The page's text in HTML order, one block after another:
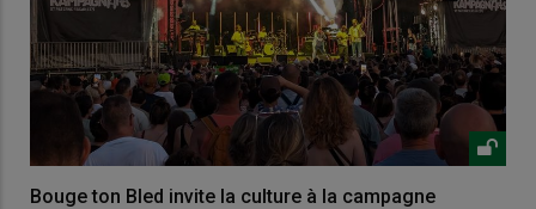
Bouge ton Bled invite la culture à la campagne